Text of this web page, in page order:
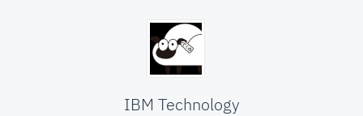
IBM Technology